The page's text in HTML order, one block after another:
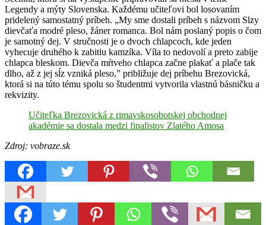
Legendy a mýty Slovenska. Každému učiteľovi bol losovaním
pridelený samostatný príbeh. „My sme dostali príbeh s názvom Slzy
dievčaťa modré pleso, žáner romanca. Bol nám poslaný popis o čom
je samotný dej. V stručnosti je o dvoch chlapcoch, kde jeden
vyhecuje druhého k zabitiu kamzíka. Víla to nedovolí a preto zabije
chlapca bleskom. Dievča mŕtveho chlapca začne plakať a plače tak
dlho, až z jej sĺz vzniká pleso,” približuje dej príbehu Brezovická,
ktorá si na túto tému spolu so študentmi vytvorila vlastnú básničku a
rekvizity.
Učiteľka Brezovická z rimavskosobotskej obchodnej
akadémie sa dostala medzi finalistov Zlatého Amosa
Zdroj: vobraze.sk